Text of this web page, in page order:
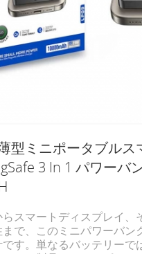
型ミニポータブルス
3 In 1 パワーバ
スマートディスプレイ、
で、このミニパワーバン
す。単なるバッテリーで